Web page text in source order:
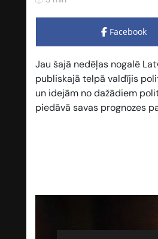
Facebook
Jau šajā nedēļas nogalē
publiskajā telpā valdījis
un idejām no dažādiem
piedāvā savas prognozes